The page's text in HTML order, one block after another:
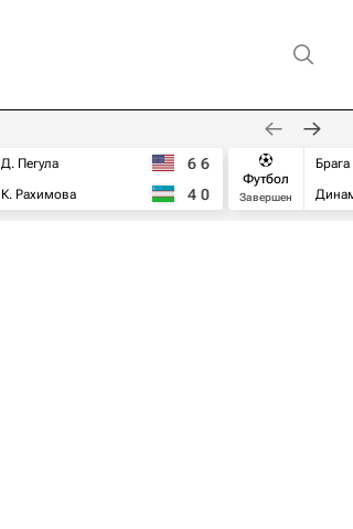
Д. Пегула
К. Рахимова
6 6
4 0
Футбол
Завершен
Брага